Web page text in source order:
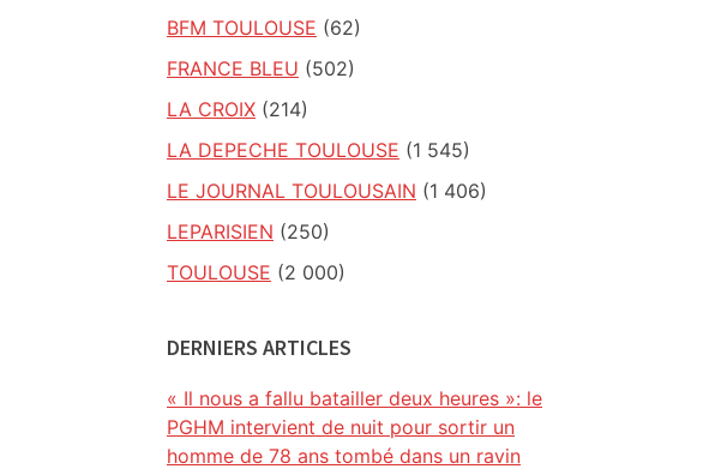
BFM TOULOUSE (62)
FRANCE BLEU (502)
LA CROIX (214)
LA DEPECHE TOULOUSE (1 545)
LE JOURNAL TOULOUSAIN (1 406)
LEPARISIEN (250)
TOULOUSE (2 000)
DERNIERS ARTICLES
« Il nous a fallu batailler deux heures »: le
PGHM intervient de nuit pour sortir un
homme de 78 ans tombé dans un ravin